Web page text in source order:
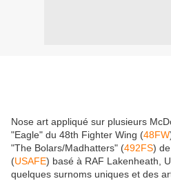
Nose art appliqué sur plusieurs
"Eagle" du 48th Fighter Wing (48FW
"The Bolars/Madhatters" (492FS)
(USAFE) basé à RAF Lakenheath,
quelques surnoms uniques et des